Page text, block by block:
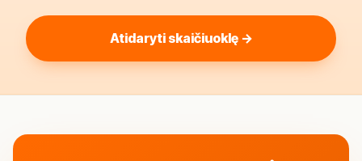
Atidaryti skaičiuoklę →